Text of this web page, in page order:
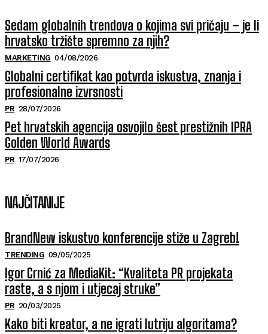
Sedam globalnih trendova o kojima svi pričaju – je li
hrvatsko tržište spremno za njih?
MARKETING 04/08/2026
Globalni certifikat kao potvrda iskustva, znanja i
profesionalne izvrsnosti
PR 28/07/2026
Pet hrvatskih agencija osvojilo šest prestižnih IPRA
Golden World Awards
PR 17/07/2026
NAJČITANIJE
BrandNew iskustvo konferencije stiže u Zagreb!
TRENDING 09/05/2025
Igor Crnić za MediaKit: “Kvaliteta PR projekata
raste, a s njom i utjecaj struke”
PR 20/03/2025
Kako biti kreator, a ne igrati lutriju algoritama?